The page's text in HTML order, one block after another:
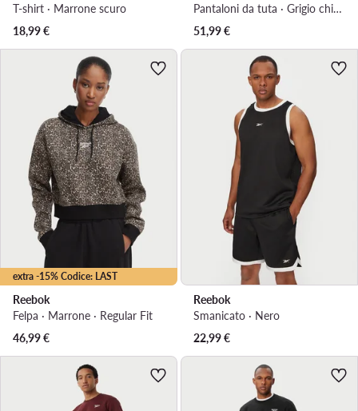
T-shirt · Marrone scuro
18,99€
Pantaloni da tuta · Grigio chiaro · Regular Fit
51,99€
extra -15% Codice: LAST
Reebok
Felpa · Marrone · Regular Fit
46,99€
Reebok
Smanicato · Nero
22,99€